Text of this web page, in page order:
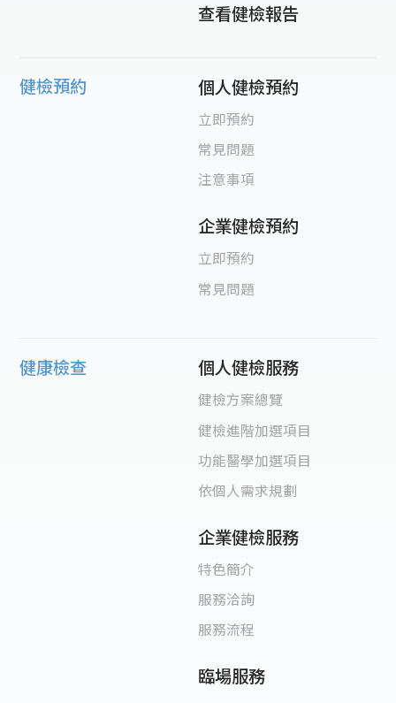
查看健檢報告
健檢預約 個人健檢預約
立即預約
常見問題
注意事項
企業健檢預約
立即預約
常見問題
健康檢查 個人健檢服務
健檢方案總覽
健檢進階加選項目
功能醫學加選項目
依個人需求規劃
企業健檢服務
特色簡介
服務洽詢
服務流程
臨場服務